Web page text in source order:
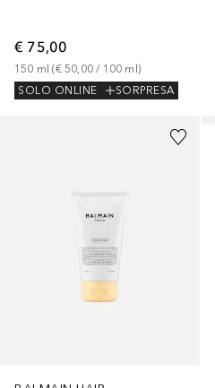
€ 75,00
150 ml (€ 50,00 / 100 ml)
SOLO ONLINE
SORPRESA